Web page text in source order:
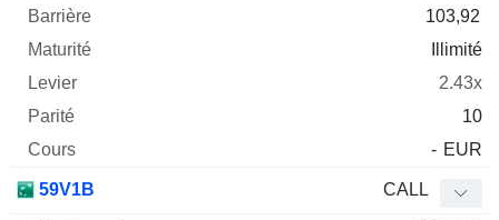
103,92
Illimité
2.43x
10
- EUR
59V1B CALL